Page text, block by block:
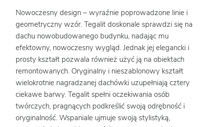
Nowoczesny design – wyraźnie poprowadzone linie i
geometryczny wzór. Tegalit doskonale sprawdzi się na
dachu nowobudowanego budynku, nadając mu
efektowny, nowoczesny wygląd. Jednak jej elegancki i
prosty kształt pozwala również użyć ją na obiektach
remontowanych. Oryginalny i nieszablonowy kształt
wielokrotnie nagradzanej dachówki uzupełniają cztery
ciekawe barwy. Tegalit spełni oczekiwania osób
twórczych, pragnących podkreślić swoją odrębność i
oryginalność. Wspaniale ujmuje swoją stylistyką,